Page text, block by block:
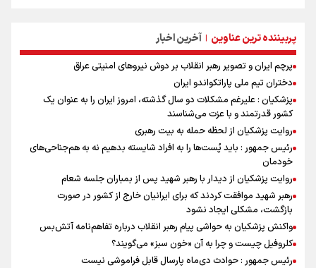
پربیننده ترین عناوین | آخرین اخبار
پرچم ایران و تصویر رهبر انقلاب بر دوش نیروهای امنیتی عراق
دختران تیم ملی پاراتکواندو ایران
پزشکیان : علیرغم مشکلات دو سال گذشته، امروز ایران را به عنوان یک
کشور قدرتمند و با عزت می‌شناسند
روایت پزشکیان از لحظه حمله به بیت رهبری
رئیس جمهور : باید پُست‌ها را به افراد شایسته بدهیم نه به هم‌جناحی‌های
خودمان
روایت پزشکیان از دیدار با رهبر شهید پس از بمباران جلسه شعام
رهبر شهید موافقت کردند که برای ایرانیان خارج از کشور در صورت
بازگشت، مشکلی ایجاد نشود
واکنش پزشکیان به حواشی پیام رهبر انقلاب درباره تفاهم‌نامه آتش‌بس
کلروفیل چیست و چرا به آن «خون سبز» می‌گویند؟